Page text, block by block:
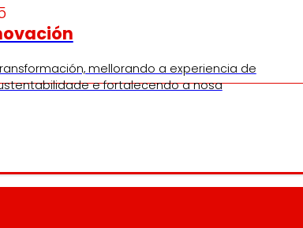
mellorando a experiencia de
e fortalecendo a nosa